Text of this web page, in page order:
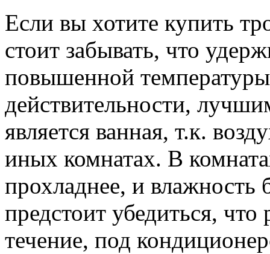
Если вы хотите купить
стоит забывать, что
повышенной
действительности,
является ванная, т.к.
иных комнатах. В
прохладнее, и
предстоит убедиться, что
течение, под